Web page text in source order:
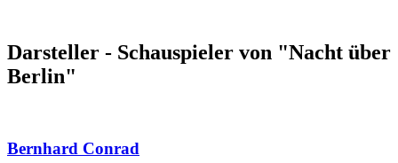
Darsteller - Schauspieler von "Nacht über
Berlin"
Bernhard Conrad